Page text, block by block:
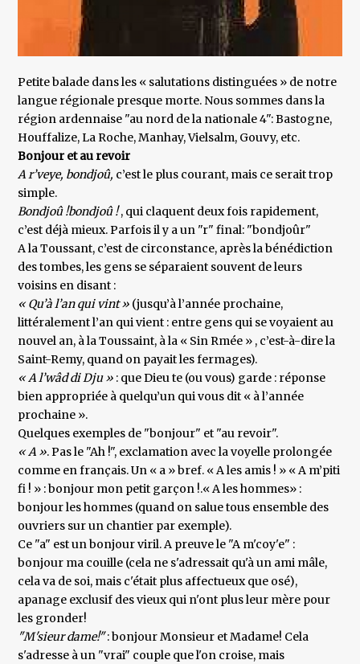
Petite balade dans les « salutations distinguées » de notre
langue régionale presque morte. Nous sommes dans la
région ardennaise "au nord de la nationale 4": Bastogne,
Houffalize, La Roche, Manhay, Vielsalm, Gouvy, etc.
Bonjour et au revoir
A r’veye, bondjoû, c’est le plus courant, mais ce serait trop
simple.
Bondjoû !bondjoû !, qui claquent deux fois rapidement,
c’est déjà mieux. Parfois il y a un "r" final: "bondjoûr"
A la Toussant, c’est de circonstance, après la bénédiction
des tombes, les gens se séparaient souvent de leurs
voisins en disant :
« Qu’à l’an qui vint » (jusqu’à l’année prochaine,
littéralement l’an qui vient : entre gens qui se voyaient au
nouvel an, à la Toussaint, à la « Sin Rmée » , c’est-à-dire la
Saint-Remy, quand on payait les fermages).
« A l’wâd di Dju » : que Dieu te (ou vous) garde : réponse
bien appropriée à quelqu’un qui vous dit « à l’année
prochaine ».
Quelques exemples de "bonjour" et "au revoir".
« A ». Pas le "Ah !", exclamation avec la voyelle prolongée
comme en français. Un « a » bref. « A les amis ! » « A m’piti
fi ! » : bonjour mon petit garçon !.« A les hommes» :
bonjour les hommes (quand on salue tous ensemble des
ouvriers sur un chantier par exemple).
Ce "a" est un bonjour viril. A preuve le "A m'coy'e" :
bonjour ma couille (cela ne s'adressait qu'à un ami mâle,
cela va de soi, mais c'était plus affectueux que osé),
apanage exclusif des vieux qui n'ont plus leur mère pour
les gronder!
"M'sieur dame!": bonjour Monsieur et Madame! Cela
s'adresse à un "vrai" couple que l'on croise, mais